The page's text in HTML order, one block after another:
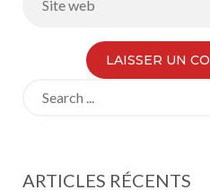
ARTICLES RÉCENTS